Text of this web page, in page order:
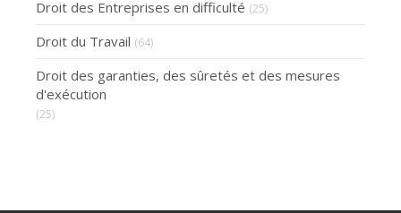
Droit des Entreprises en difficulté (25)
Droit du Travail (64)
Droit des garanties, des sûretés et des mesures
d'exécution
(25)